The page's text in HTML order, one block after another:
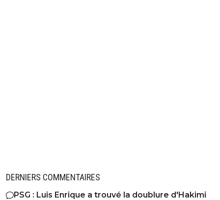
DERNIERS COMMENTAIRES
PSG : Luis Enrique a trouvé la doublure d'Hakimi